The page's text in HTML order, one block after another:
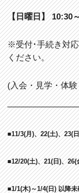
【日曜日】10:30
※受付･手続き対
ください。
(入会・見学・体
■11/3(月)、22(土)、23(
■12/20(土)、21(日)、26(
■1/1(木)～1/4(日) 以降未